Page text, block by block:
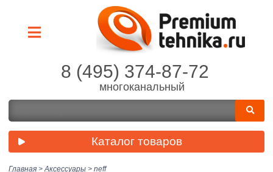
8 (495) 374-87-72
многоканальный
Каталог товаров
Главная >Аксессуары > neff